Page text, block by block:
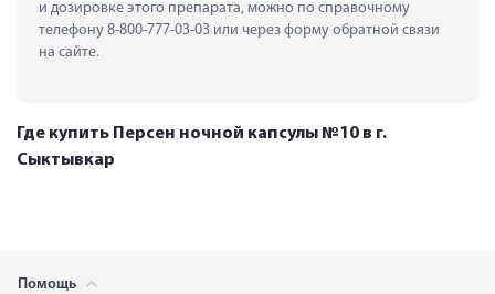
и дозировке этого препарата, можно по справочному
телефону 8-800-777-03-03 или через форму обратной связи
на сайте.
Где купить Персен ночной капсулы №10 в г.
Сыктывкар
Помощь